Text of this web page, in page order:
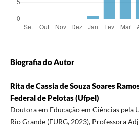
Biografia do Autor
Rita de Cassia de Souza Soares
Federal de Pelotas (Ufpel)
Doutora em Educação em Ciências pela
Rio Grande (FURG, 2023), Professora